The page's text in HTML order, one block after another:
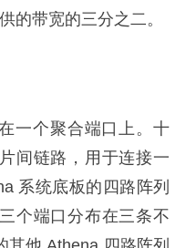
的带宽的三分之二。
一个聚合端口上。十
间链路，用于连接一
系统底板的四路阵列
个端口分布在三条不